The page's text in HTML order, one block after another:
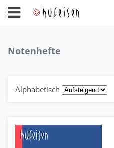
Notenhefte
Alphabetisch